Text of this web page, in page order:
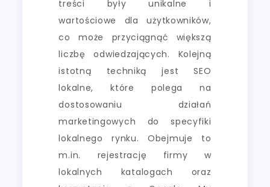
treści były unikalne i
wartościowe dla użytkowników,
co może przyciągnąć większą
liczbę odwiedzających. Kolejną
istotną techniką jest SEO
lokalne, które polega na
dostosowaniu działań
marketingowych do specyfiki
lokalnego rynku. Obejmuje to
m.in. rejestrację firmy w
lokalnych katalogach oraz